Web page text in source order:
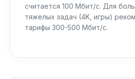
считается 100 Мбит/с. Для
тяжелых задач (4K, игры)
тарифы 300-500 Мбит/с.